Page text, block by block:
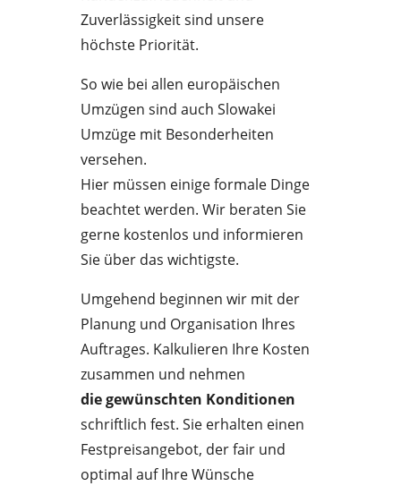
Zuverlässigkeit sind unsere
höchste Priorität.
So wie bei allen europäischen
Umzügen sind auch Slowakei
Umzüge mit Besonderheiten
versehen.
Hier müssen einige formale Dinge
beachtet werden. Wir beraten Sie
gerne kostenlos und informieren
Sie über das wichtigste.
Umgehend beginnen wir mit der
Planung und Organisation Ihres
Auftrages. Kalkulieren Ihre Kosten
zusammen und nehmen
die gewünschten Konditionen
schriftlich fest. Sie erhalten einen
Festpreisangebot, der fair und
optimal auf Ihre Wünsche